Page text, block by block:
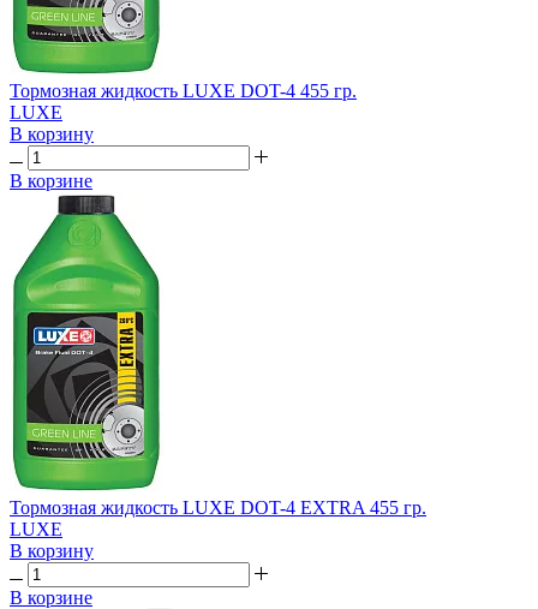
Тормозная жидкость LUXE DOT-4 455 гр.
LUXE
В корзину
В корзине
Тормозная жидкость LUXE DOT-4 EXTRA 455 гр.
LUXE
В корзину
В корзине